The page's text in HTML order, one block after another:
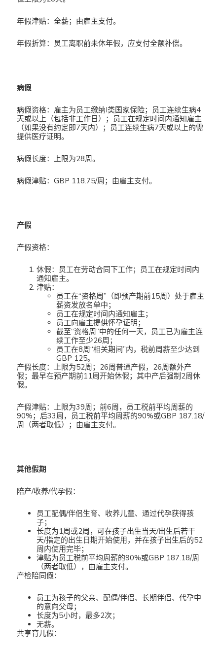
年假津贴：全薪；由雇主支付。
年假折算：员工离职前未休年假，应支付全额补偿。
病假
病假资格：雇主为员工缴纳I类国家保险；员工连续生病4
天或以上（包括非工作日）；员工在规定时间内通知雇主
（如果没有约定即7天内）；员工连续生病7天或以上的需
提供医疗证明。
病假长度：上限为28周。
病假津贴：GBP 118.75/周；由雇主支付。
产假
产假资格：
休假：员工在劳动合同下工作；员工在规定时间内
通知雇主。
津贴：
员工在“资格周”（即预产期前15周）处于雇主
薪资发放名单中；
员工在规定时间内通知雇主；
员工向雇主提供怀孕证明；
截至“资格周”中的任何一天，员工已为雇主连
续工作至少26周；
员工在8周“相关期间”内，税前周薪至少达到
GBP 125。
产假长度：上限为52周；26周普通产假，26周额外产
假；最早在预产期前11周开始休假；其中产后强制2周休
假。
产假津贴：上限为39周；前6周，员工税前平均周薪的
90%；后33周，员工税前平均周薪的90%或GBP 187.18/
周（两者取低）；由雇主支付。
其他假期
陪产/收养/代孕假：
员工配偶/伴侣生育、收养儿童、通过代孕获得孩
子；
长度为1周或2周，可在孩子出生当天/出生后若干
天/指定的出生日期开始使用，并在孩子出生后的52
周内使用完毕；
津贴为员工税前平均周薪的90%或GBP 187.18/周
（两者取低），由雇主支付。
产检陪同假：
员工为孩子的父亲、配偶/伴侣、长期伴侣、代孕中
的意向父母；
长度为5小时，最多2次；
无薪。
共享育儿假：